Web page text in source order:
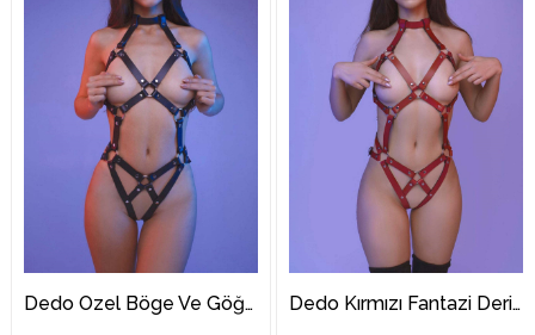
Dedo Özel Böge Ve Göğüs Dekolteli Fantazi Harness Dedo Kırmızı Fantazi Deri Harness